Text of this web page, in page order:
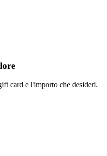
card e l'importo che desideri.